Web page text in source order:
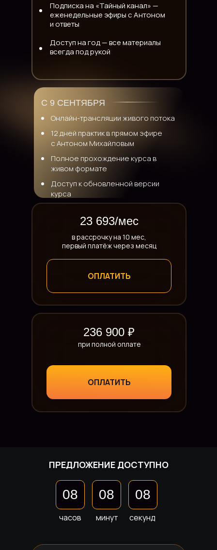
236 900 ₽
Подписка на «Тайный канал» —
еженедельные эфиры с Антоном
и ответы
Доступ на год — все материалы
всегда под рукой
C 9 СЕНТЯБРЯ
Полное прохождение курса в
живом формате
Доступ к обновленной версии
курса
Онлайн-трансляции живого потока
12 дней практик в прямом эфире
с Антоном Михайловым
ОПЛАТИТЬ
23 693/мес
ОПЛАТИТЬ
в рассрочку на 10 мес,
первый платёж через месяц
при полной оплате
08
08 08 08
08
секунд
минут
часов
ПРЕДЛОЖЕНИЕ ДОСТУПНО